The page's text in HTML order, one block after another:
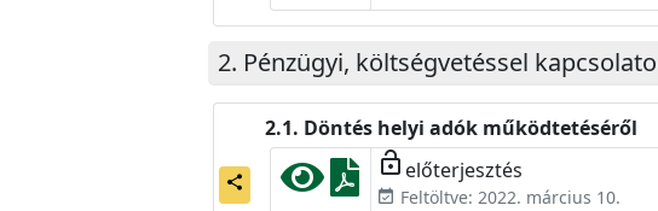
Pénzügyi, költségvetéssel
share
Döntés helyi adók működtetéséről
lock_open előterjesztés
event_available Feltöltve: 2022. március 10.